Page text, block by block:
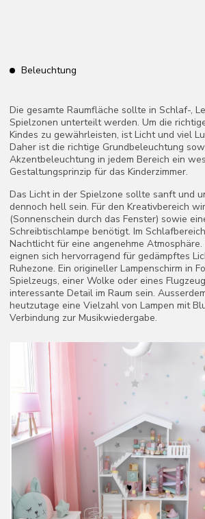
Aufbewahrung
Um dem Kind Ordnung und Sauberkeit näherzubringen,
klar definierten Platz haben, da Kinder Beständigkeit schätzen.
Daher sollten Aufbewahrungssysteme systematisch organisiert
und an gut erreichbaren Stellen platziert werden.
Sie können Regale beschriften oder mit Bildern versehen, um
die Aufteilung der Spielsachen nach Serien zu verdeutlichen.
Alternativ können Sie Kleidung nach Wochentagen
nummerieren und für jeden Tag vorbereiten. Dieser Ansatz
spart zunächst Zeit beim Zusammenstellen und entwickelt sich
dann zu einer nützlichen Gewohnheit für das Kind.
Denken Sie daran, dass Multifunktionalität Priorität haben
sollte. Möbelstücke sollten die Fantasie anregen und die
Stimmung verbessern, anstatt zu überwältigen.